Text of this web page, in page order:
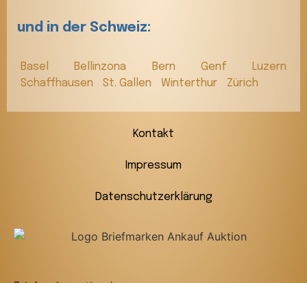
und in der Schweiz:
Basel Bellinzona Bern Genf
Luzern
Schaffhausen
St. Gallen Winterthur Zürich
Kontakt
Impressum
Datenschutzerklärung